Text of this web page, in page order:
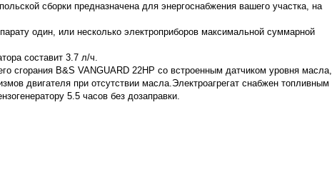
польской сборки предназначена для энергоснабжения вашего участка, на
один, или несколько электроприборов максимальной суммарной
составит 3.7 л/ч.
сгорания B&S VANGUARD 22HP со встроенным датчиком уровня масла,
двигателя при отсутствии масла.Электроагрегат снабжен топливным
5.5 часов без дозаправки.